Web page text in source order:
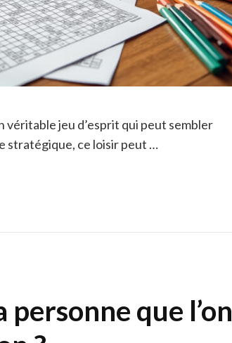
véritable jeu d’esprit qui peut sembler
stratégique, ce loisir peut …
que l’on